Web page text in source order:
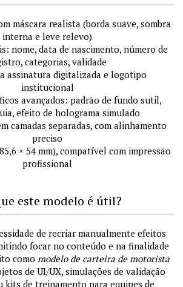
máscara realista (borda suave, sombra
interna e leve relevo)
nome, data de nascimento, número de
categorias, validade
assinatura digitalizada e logotipo
institucional
avançados: padrão de fundo sutil,
efeito de holograma simulado
camadas separadas, com alinhamento
preciso
× 54 mm), compatível com impressão
profissional
este modelo é útil?
de recriar manualmente efeitos
focar no conteúdo e na finalidade
como modelo de carteira de motorista
de UI/UX, simulações de validação
kits de treinamento para equipes de